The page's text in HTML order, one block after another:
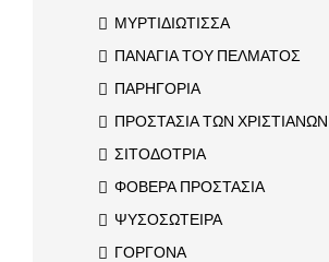
ΜΥΡΤΙΔΙΩΤΙΣΣΑ
ΠΑΝΑΓΙΑ ΤΟΥ ΠΕΛΜΑΤΟΣ
ΠΑΡΗΓΟΡΙΑ
ΠΡΟΣΤΑΣΙΑ ΤΩΝ ΧΡΙΣΤΙΑΝΩΝ
ΣΙΤΟΔΟΤΡΙΑ
ΦΟΒΕΡΑ ΠΡΟΣΤΑΣΙΑ
ΨΥΣΟΣΩΤΕΙΡΑ
ΓΟΡΓΟΝΑ